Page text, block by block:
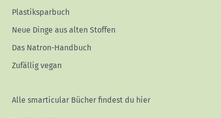
Plastiksparbuch
Neue Dinge aus alten Stoffen
Das Natron-Handbuch
Zufällig vegan
Alle smarticular Bücher findest du hier